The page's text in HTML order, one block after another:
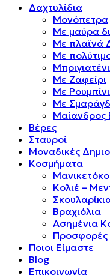
Δαχτυλίδια
Μονόπετρα
Mε μαύρα
Mε πλαϊνά
Mε
Με Ζαφείρι
Με Ρουμπίνι
Με
Μαίανδρος
Βέρες
Σταυροί
Μοναδικές
Κοσμήματα
Κολιέ –
Βραχιόλια
Ασημένια
Ποιοι Είμαστε
Blog
Επικοινωνία